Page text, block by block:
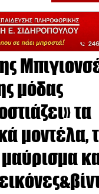
μόδας
τα
μοντέλα,